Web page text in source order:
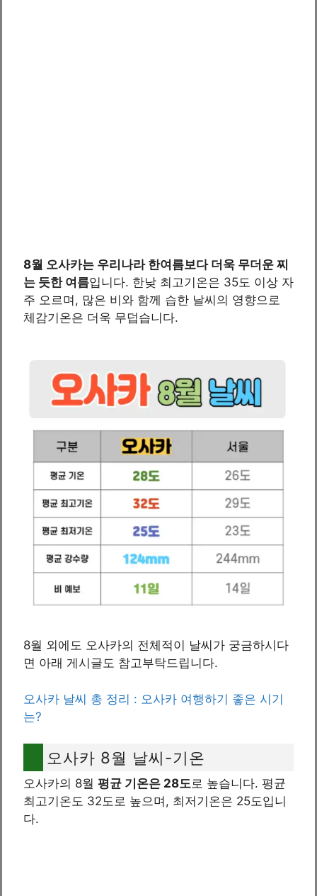
8월 오사카는 우리나라 한여름보다 더욱 무더운 찌
는 듯한 여름입니다. 한낮 최고기온은 35도 이상 자
주 오르며, 많은 비와 함께 습한 날씨의 영향으로
체감기온은 더욱 무덥습니다.
8월 외에도 오사카의 전체적이 날씨가 궁금하시다
면 아래 게시글도 참고부탁드립니다.
오사카 날씨 총 정리 : 오사카 여행하기 좋은 시기
는?
오사카 8월 날씨-기온
오사카의 8월 평균 기온은 28도로 높습니다. 평균
최고기온도 32도로 높으며, 최저기온은 25도입니
다.